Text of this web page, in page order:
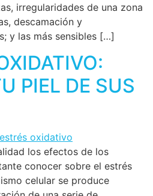
irregularidades de una zona
descamación y
y las más sensibles […]
PIEL DE SUS
los efectos de los
conocer sobre el estrés
celular se produce